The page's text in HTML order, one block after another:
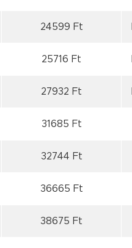
24599 Ft
25716 Ft
27932 Ft
31685 Ft
32744 Ft
36665 Ft
38675 Ft